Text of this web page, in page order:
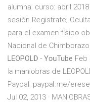
alumna: curso: abril
sesión Registrate;
para el examen físico
Nacional de
LEOPOLD - YouTube Feb
la maniobras de
Paypal: paypal.me/
Jul 02, 2013 ·